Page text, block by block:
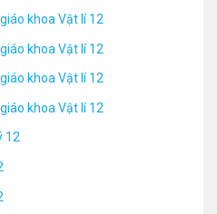
khoa Vật lí 12
khoa Vật lí 12
khoa Vật lí 12
khoa Vật lí 12
12